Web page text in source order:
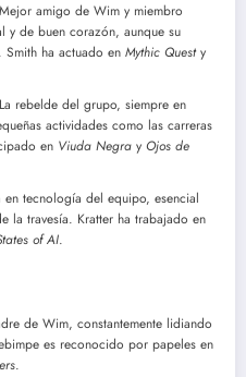
Mejor amigo de Wim y miembro
y de buen corazón, aunque su
Smith ha actuado en Mythic Questy
La rebelde del grupo, siempre en
actividades como las carreras
en Viuda Negra y Ojos de
en tecnología del equipo, esencial
la travesía. Kratter ha trabajado en
of AI.
de Wim, constantemente lidiando
es reconocido por papeles en
.